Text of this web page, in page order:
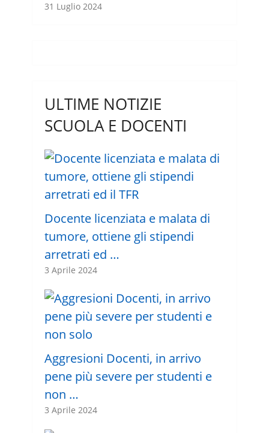
31 Luglio 2024
ULTIME NOTIZIE
SCUOLA E DOCENTI
Docente licenziata e malata di
tumore, ottiene gli stipendi
arretrati ed …
3 Aprile 2024
Aggresioni Docenti, in arrivo
pene più severe per studenti e
non …
3 Aprile 2024